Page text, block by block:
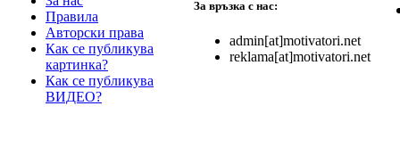
Правила
Авторски права
Как се публикува
картинка?
Как се публикува
ВИДЕО?
За връзка с нас:
admin[at]motivatori.net
reklama[at]motivatori.net